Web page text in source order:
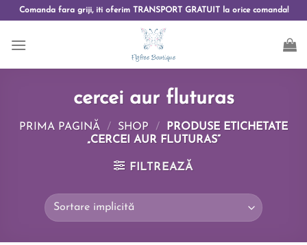
Comanda fara griji, iti oferim TRANSPORT GRATUIT la orice comanda!
cercei aur fluturas
PRIMA PAGINĂ / SHOP /
PRODUSE ETICHETATE
„CERCEI AUR FLUTURAS”
FILTREAZĂ